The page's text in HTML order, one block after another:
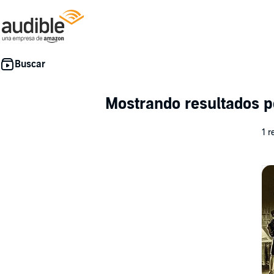
Mostrando resultados
1